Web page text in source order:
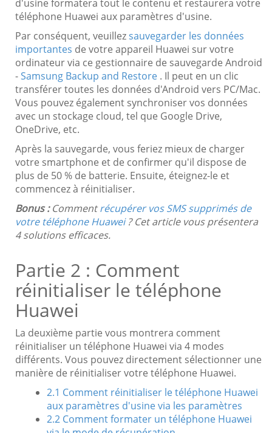
d'usine formatera tout le contenu et restaurera votre
téléphone Huawei aux paramètres d'usine.
Par conséquent, veuillezsauvegarder les données
importantes de votre appareil Huawei sur votre
ordinateur via ce gestionnaire de sauvegarde Android
-Samsung Backup and Restore . Il peut en un clic
transférer toutes les données d'Android vers PC/Mac.
Vous pouvez également synchroniser vos données
avec un stockage cloud, tel que Google Drive,
OneDrive, etc.
Après la sauvegarde, vous feriez mieux de charger
votre smartphone et de confirmer qu'il dispose de
plus de 50 % de batterie. Ensuite, éteignez-le et
commencez à réinitialiser.
Bonus :Commentrécupérer vos SMS supprimés de
votre téléphone Huawei? Cet article vous présentera
4 solutions efficaces.
Partie 2 : Comment
réinitialiser le téléphone
Huawei
La deuxième partie vous montrera comment
réinitialiser un téléphone Huawei via 4 modes
différents. Vous pouvez directement sélectionner une
manière de réinitialiser votre téléphone Huawei.
2.1 Comment réinitialiser le téléphone Huawei
aux paramètres d'usine via les paramètres
2.2 Comment formater un téléphone Huawei